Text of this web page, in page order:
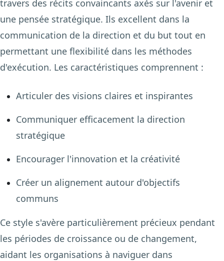
travers des récits convaincants axés sur l'avenir et
une pensée stratégique. Ils excellent dans la
communication de la direction et du but tout en
permettant une flexibilité dans les méthodes
d'exécution. Les caractéristiques comprennent :
Articuler des visions claires et inspirantes
Communiquer efficacement la direction
stratégique
Encourager l'innovation et la créativité
Créer un alignement autour d'objectifs
communs
Ce style s'avère particulièrement précieux pendant
les périodes de croissance ou de changement,
aidant les organisations à naviguer dans